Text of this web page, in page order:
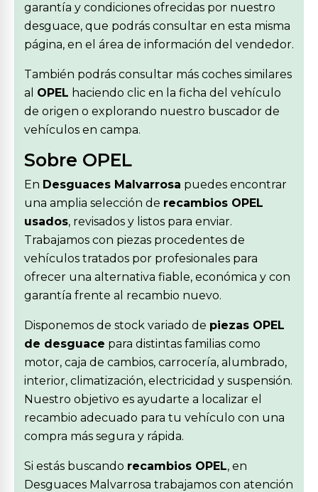
garantía y condiciones ofrecidas por nuestro
desguace, que podrás consultar en esta misma
página, en el área de información del vendedor.
También podrás consultar más coches similares
al OPEL haciendo clic en la ficha del vehículo
de origen o explorando nuestro buscador de
vehículos en campa.
Sobre OPEL
En Desguaces Malvarrosa puedes encontrar
una amplia selección de recambios OPEL
usados, revisados y listos para enviar.
Trabajamos con piezas procedentes de
vehículos tratados por profesionales para
ofrecer una alternativa fiable, económica y con
garantía frente al recambio nuevo.
Disponemos de stock variado de piezas OPEL
de desguace para distintas familias como
motor, caja de cambios, carrocería, alumbrado,
interior, climatización, electricidad y suspensión.
Nuestro objetivo es ayudarte a localizar el
recambio adecuado para tu vehículo con una
compra más segura y rápida.
Si estás buscando recambios OPEL, en
Desguaces Malvarrosa trabajamos con atención